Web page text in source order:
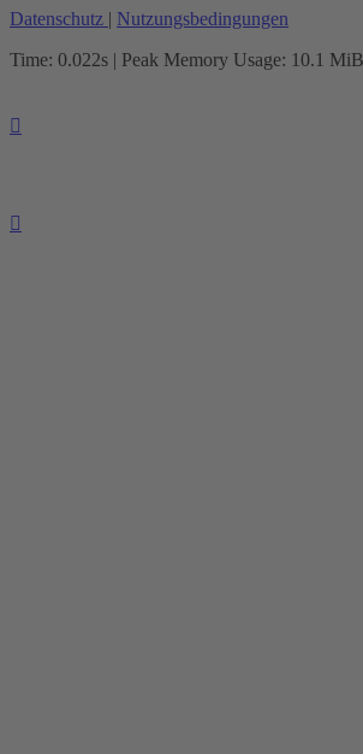
Datenschutz | Nutzungsbedingungen
Time: 0.022s | Peak Memory Usage: 10.1